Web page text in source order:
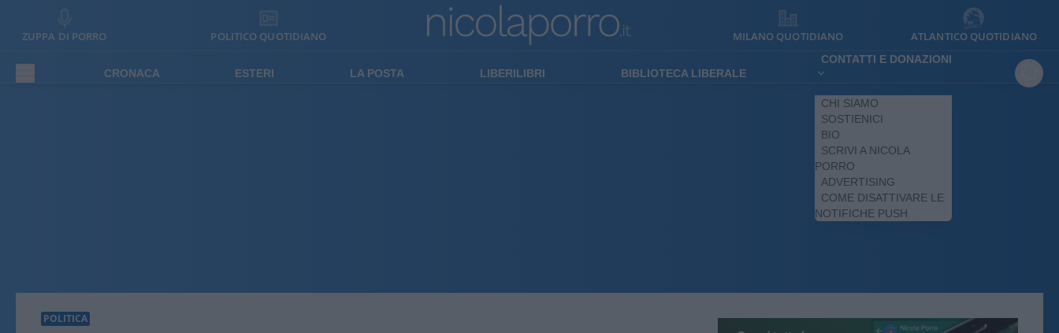
ZUPPA DI PORRO POLITICO QUOTIDIANO MILANO QUOTIDIANO ATLANTICO QUOTIDIANO
CRONACA ESTERI LA POSTA LIBERILIBRI BIBLIOTECA LIBERALE
CONTATTI E DONAZIONI
CHI SIAMO
SOSTIENICI
BIO
SCRIVI A NICOLA
PORRO
ADVERTISING
COME DISATTIVARE LE
NOTIFICHE PUSH
POLITICA